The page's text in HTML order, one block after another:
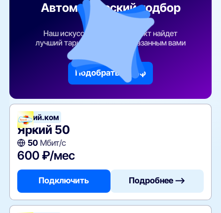
Автоматический подбор
тарифа
Наш искусственный интеллект найдет
лучший тарифный план по указанным вами
Подобрать тариф
Яркий.ком
Яркий 50
50Мбит/с
600 ₽/мес
Подключить Подробнее —>